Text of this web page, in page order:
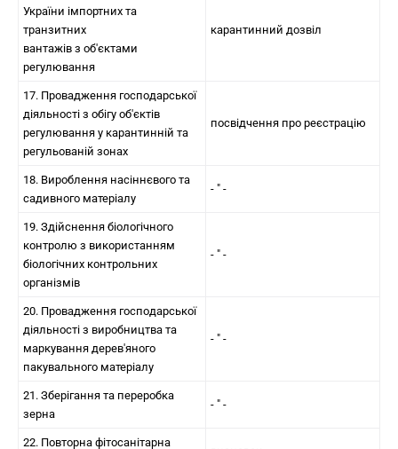
України імпортних та
транзитних
вантажів з об'єктами
регулювання
карантинний дозвіл
17. Провадження господарської
діяльності з обігу об'єктів
регулювання у карантинній та
регульованій зонах
посвідчення про реєстрацію
18. Вироблення насіннєвого та
садивного матеріалу
- " -
19. Здійснення біологічного
контролю з використанням
біологічних контрольних
організмів
- " -
20. Провадження господарської
діяльності з виробництва та
маркування дерев'яного
пакувального матеріалу
- " -
21. Зберігання та переробка
зерна
- " -
22. Повторна фітосанітарна